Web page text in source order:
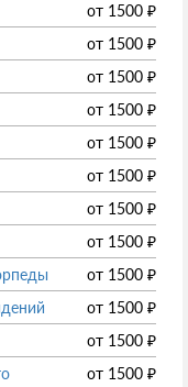
от 1500 ₽
от 1500 ₽
от 1500 ₽
от 1500 ₽
от 1500 ₽
от 1500 ₽
от 1500 ₽
от 1500 ₽
от 1500 ₽
от 1500 ₽
от 1500 ₽
от 1500 ₽